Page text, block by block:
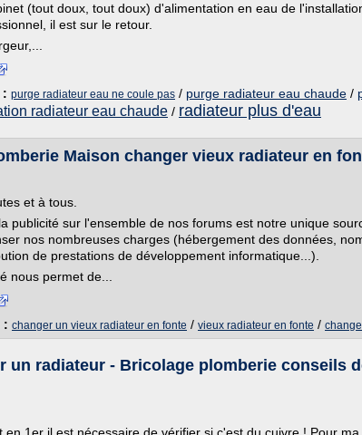
(tout doux, tout doux) d'alimentation en eau de
il est sur le retour.
: purge radiateur eau ne coule pas / purge radiateur eau chaude /
radiateur eau chaude / radiateur plus d'eau
Maison changer vieux radiateur en
et à tous.
publicité sur l'ensemble de nos forums est notre unique
nos nombreuses charges (hébergement des données,
de prestations de développement informatique...).
nous permet de...
: changer un vieux radiateur en fonte / vieux radiateur en fonte /
un radiateur - Bricolage plomberie conseils